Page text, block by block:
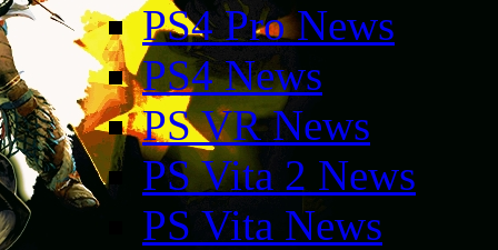
PS4 Pro News
PS4 News
PS VR News
PS Vita 2 News
PS Vita News